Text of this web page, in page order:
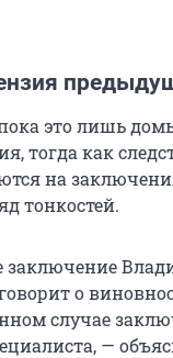
это лишь
тогда как
на
тонкостей.
заключение
о
случае
—